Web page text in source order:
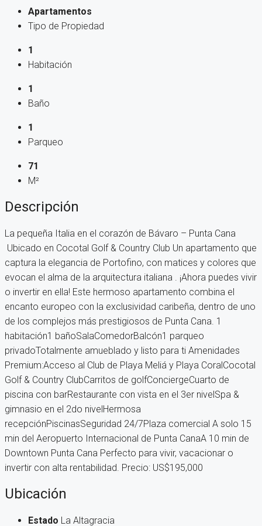
Apartamentos
Tipo de Propiedad
1
Habitación
1
Baño
1
Parqueo
71
M²
Descripción
La pequeña Italia en el corazón de Bávaro – Punta Cana
Ubicado en Cocotal Golf & Country Club Un apartamento que
captura la elegancia de Portofino, con matices y colores que
evocan el alma de la arquitectura italiana . ¡Ahora puedes vivir
o invertir en ella! Este hermoso apartamento combina el
encanto europeo con la exclusividad caribeña, dentro de uno
de los complejos más prestigiosos de Punta Cana. 1
habitación1 bañoSalaComedorBalcón1 parqueo
privadoTotalmente amueblado y listo para ti Amenidades
Premium:Acceso al Club de Playa Meliá y Playa CoralCocotal
Golf & Country ClubCarritos de golfConciergeCuarto de
piscina con barRestaurante con vista en el 3er nivelSpa &
gimnasio en el 2do nivelHermosa
recepciónPiscinasSeguridad 24/7Plaza comercial A solo 15
min del Aeropuerto Internacional de Punta CanaA 10 min de
Downtown Punta Cana Perfecto para vivir, vacacionar o
invertir con alta rentabilidad. Precio: US$195,000
Ubicación
Estado La Altagracia